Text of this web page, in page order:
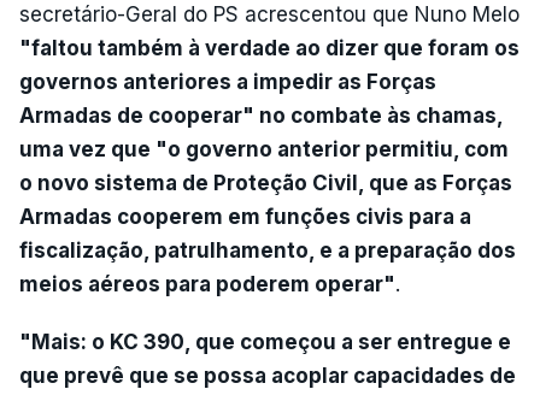
secretário-Geral do PS acrescentou que Nuno Melo
"faltou também à verdade ao dizer que foram os
governos anteriores a impedir as Forças
Armadas de cooperar" no combate às chamas,
uma vez que "o governo anterior permitiu, com
o novo sistema de Proteção Civil, que as Forças
Armadas cooperem em funções civis para a
fiscalização, patrulhamento, e a preparação dos
meios aéreos para poderem operar".
"Mais: o KC 390, que começou a ser entregue e
que prevê que se possa acoplar capacidades de